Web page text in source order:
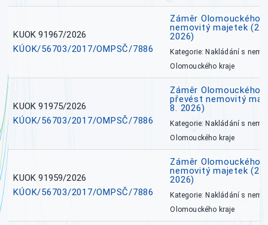
KUOK 91967/2026
KÚOK/56703/2017/OMPSČ/7886
Záměr Olomouckého
nemovitý majetek
2026)
Kategorie: Nakládání s
Olomouckého kraje
KUOK 91975/2026
KÚOK/56703/2017/OMPSČ/7886
Záměr Olomouckého
převést nemovitý
8. 2026)
Kategorie: Nakládání s
Olomouckého kraje
KUOK 91959/2026
KÚOK/56703/2017/OMPSČ/7886
Záměr Olomouckého
nemovitý majetek
2026)
Kategorie: Nakládání s
Olomouckého kraje